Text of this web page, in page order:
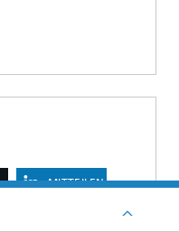
MITTEILEN